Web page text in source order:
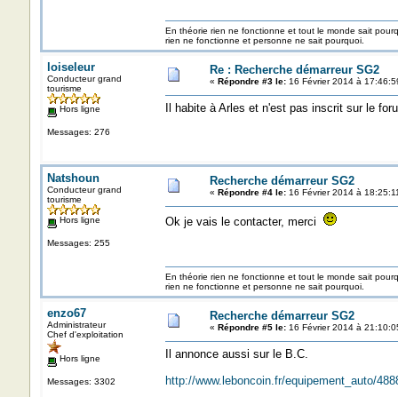
En théorie rien ne fonctionne et tout le monde sait
rien ne fonctionne et personne ne sait pourquoi.
loiseleur
Conducteur grand
tourisme
Hors ligne
Messages: 276
Re : Recherche démarreur SG2
« Répondre #3 le:16 Février 2014 à
Il habite à Arles et n'est pas inscrit sur le
Natshoun
Conducteur grand
tourisme
Hors ligne
Messages: 255
Recherche démarreur SG2
« Répondre #4 le:16 Février 2014 à
Ok je vais le contacter, merci
En théorie rien ne fonctionne et tout le monde sait
rien ne fonctionne et personne ne sait pourquoi.
enzo67
Administrateur
Chef d'exploitation
Hors ligne
Messages: 3302
Recherche démarreur SG2
« Répondre #5 le:16 Février 2014 à
Il annonce aussi sur le B.C.
http://www.leboncoin.fr/equipement_auto/